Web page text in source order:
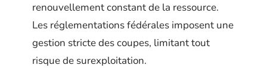
renouvellement constant de la ressource.
Les réglementations fédérales imposent une
gestion stricte des coupes, limitant tout
risque de surexploitation.